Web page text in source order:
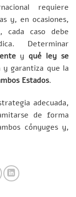
requiere
y, en ocasiones,
cada caso debe
Determinar
yqué ley se
garantiza que la
Estados.
adecuada,
de forma
cónyuges y,